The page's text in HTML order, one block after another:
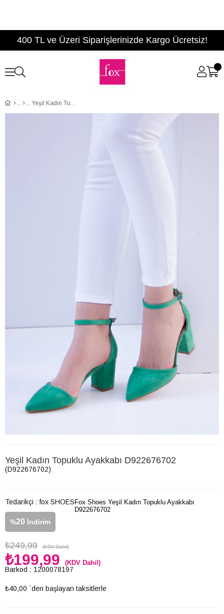
400 TL ve Üzeri Siparişlerinizde Kargo Ücretsiz!
Yeşil Kadın Topuklu Ayakkabı D922676702
Yeşil Kadın Topuklu Ayakkabı D922676702
(D922676702)
Tedarikçi : fox SHOES
%20 İndirim
₺249,99 (KDV Dahil)
₺199,99 (KDV Dahil)
Barkod : 1200078197
₺40,00 `den başlayan taksitlerle
Fox Shoes Yeşil Kadın Topuklu Ayakkabı
D922676702